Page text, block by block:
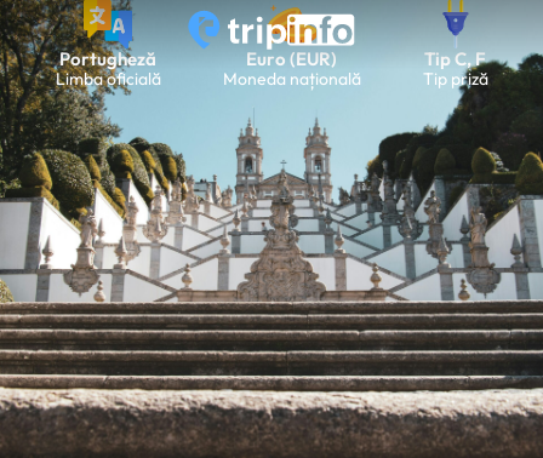
Portugheză
Limba oficială
Euro (EUR)
Moneda națională
Tip C, F
Tip priză